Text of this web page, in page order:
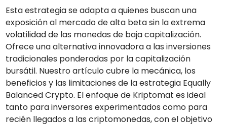
Esta estrategia se adapta a quienes buscan una
exposición al mercado de alta beta sin la extrema
volatilidad de las monedas de baja capitalización.
Ofrece una alternativa innovadora a las inversiones
tradicionales ponderadas por la capitalización
bursátil. Nuestro artículo cubre la mecánica, los
beneficios y las limitaciones de la estrategia Equally
Balanced Crypto. El enfoque de Kriptomat es ideal
tanto para inversores experimentados como para
recién llegados a las criptomonedas, con el objetivo